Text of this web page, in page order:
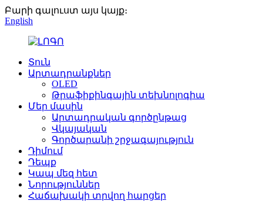
Բարի գալուստ այս կայք։
English
Տուն
Արտադրանքներ
OLED
Թրաֆիքինգային տեխնոլոգիա
Մեր մասին
Արտադրական գործընթաց
Վկայական
Գործարանի շրջագայություն
Դիմում
Դեպք
Կապ մեզ հետ
Նորություններ
Հաճախակի տրվող հարցեր